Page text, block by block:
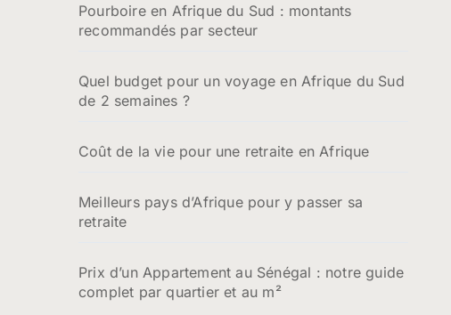
Pourboire en Afrique du Sud : montants
recommandés par secteur
Quel budget pour un voyage en Afrique du Sud
de 2 semaines ?
Coût de la vie pour une retraite en Afrique
Meilleurs pays d’Afrique pour y passer sa
retraite
Prix d’un Appartement au Sénégal : notre guide
complet par quartier et au m²